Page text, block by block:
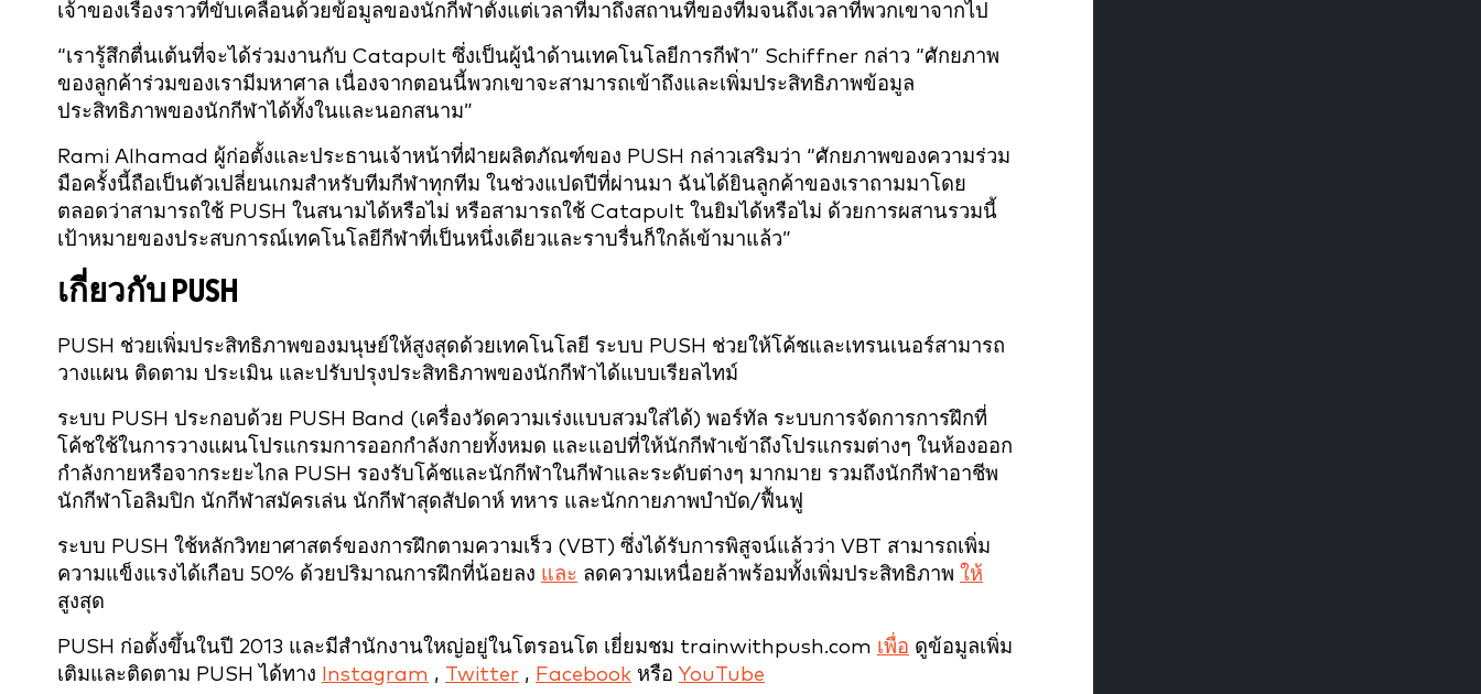
เจ้าของเรื่องราวที่ขับเคลื่อนด้วยข้อมูลของนักกีฬาตั้งแต่เวลาที่มาถึงสถานที่ของทีมจนถึงเวลาที่พวกเขาจากไป
“เรารู้สึกตื่นเต้นที่จะได้ร่วมงานกับ Catapult ซึ่งเป็นผู้นำด้านเทคโนโลยีการกีฬา” Schiffner กล่าว “ศักยภาพ
ของลูกค้าร่วมของเรามีมหาศาล เนื่องจากตอนนี้พวกเขาจะสามารถเข้าถึงและเพิ่มประสิทธิภาพข้อมูล
ประสิทธิภาพของนักกีฬาได้ทั้งในและนอกสนาม”
Rami Alhamad ผู้ก่อตั้งและประธานเจ้าหน้าที่ฝ่ายผลิตภัณฑ์ของ PUSH กล่าวเสริมว่า “ศักยภาพของความร่วม
มือครั้งนี้ถือเป็นตัวเปลี่ยนเกมสำหรับทีมกีฬาทุกทีม ในช่วงแปดปีที่ผ่านมา ฉันได้ยินลูกค้าของเราถามมาโดย
ตลอดว่าสามารถใช้ PUSH ในสนามได้หรือไม่ หรือสามารถใช้ Catapult ในยิมได้หรือไม่ ด้วยการผสานรวมนี้
เป้าหมายของประสบการณ์เทคโนโลยีกีฬาที่เป็นหนึ่งเดียวและราบรื่นก็ใกล้เข้ามาแล้ว”
เกี่ยวกับ PUSH
PUSH ช่วยเพิ่มประสิทธิภาพของมนุษย์ให้สูงสุดด้วยเทคโนโลยี ระบบ PUSH ช่วยให้โค้ชและเทรนเนอร์สามารถ
วางแผน ติดตาม ประเมิน และปรับปรุงประสิทธิภาพของนักกีฬาได้แบบเรียลไทม์
ระบบ PUSH ประกอบด้วย PUSH Band (เครื่องวัดความเร่งแบบสวมใส่ได้) พอร์ทัล ระบบการจัดการการฝึกที่
โค้ชใช้ในการวางแผนโปรแกรมการออกกำลังกายทั้งหมด และแอปที่ให้นักกีฬาเข้าถึงโปรแกรมต่างๆ ในห้องออก
กำลังกายหรือจากระยะไกล PUSH รองรับโค้ชและนักกีฬาในกีฬาและระดับต่างๆ มากมาย รวมถึงนักกีฬาอาชีพ
นักกีฬาโอลิมปิก นักกีฬาสมัครเล่น นักกีฬาสุดสัปดาห์ ทหาร และนักกายภาพบำบัด/ฟื้นฟู
ระบบ PUSH ใช้หลักวิทยาศาสตร์ของการฝึกตามความเร็ว (VBT) ซึ่งได้รับการพิสูจน์แล้วว่า VBT สามารถเพิ่ม
ความแข็งแรงได้เกือบ 50% ด้วยปริมาณการฝึกที่น้อยลง และ ลดความเหนื่อยล้าพร้อมทั้งเพิ่มประสิทธิภาพ ให้
สูงสุด
PUSH ก่อตั้งขึ้นในปี 2013 และมีสำนักงานใหญ่อยู่ในโตรอนโต เยี่ยมชม trainwithpush.com เพื่อ ดูข้อมูลเพิ่ม
เติมและติดตาม PUSH ได้ทาง
Instagram , Twitter , Facebook หรือ YouTube